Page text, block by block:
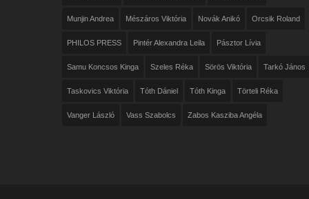
Munjin Andrea Mészáros Viktória Novák Anikó Orcsik Roland
PHILOS PRESS Pintér Alexandra Leila Pásztor Lívia
Samu Koncsos Kinga Szeles Réka Sörös Viktória Tarkó János
Taskovics Viktória Tóth Dániel Tóth Kinga Törteli Réka
Vanger László Vass Szabolcs Zabos Kasziba Angéla